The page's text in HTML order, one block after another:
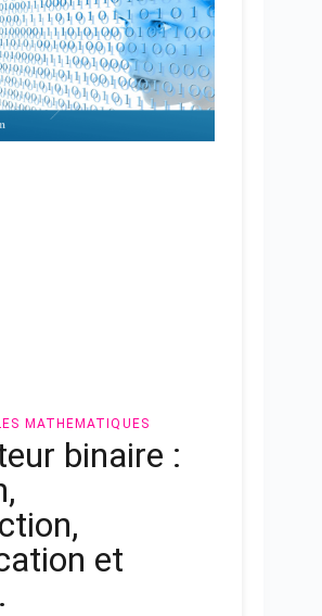
MATHEMATIQUES
binaire :
et